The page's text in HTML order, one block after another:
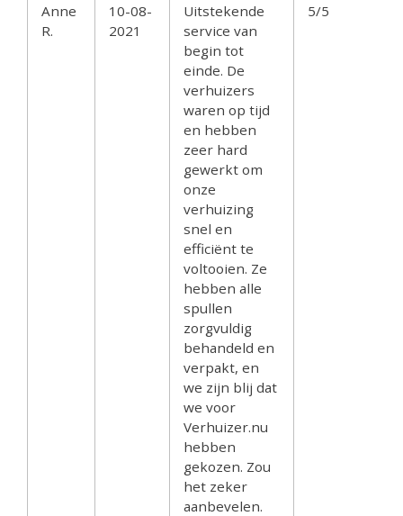
Anne
R.
10-08-
2021
Uitstekende
service van
begin tot
einde. De
verhuizers
waren op tijd
en hebben
zeer hard
gewerkt om
onze
verhuizing
snel en
efficiënt te
voltooien. Ze
hebben alle
spullen
zorgvuldig
behandeld en
verpakt, en
we zijn blij dat
we voor
Verhuizer.nu
hebben
gekozen. Zou
het zeker
aanbevelen.
5/5